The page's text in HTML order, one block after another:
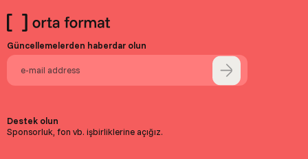
Güncellemelerden haberdar olun
Destek olun
Sponsorluk, fon vb. işbirliklerine açığız.